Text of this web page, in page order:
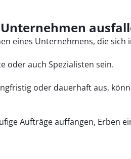
eines Unternehmens, die sich
oder auch Spezialisten sein.
oder dauerhaft aus,
Aufträge auffangen, Erben